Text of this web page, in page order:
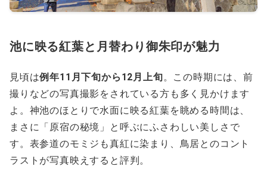
池に映る紅葉と月替わり御朱印が魅力
見頃は例年11月下旬から12月上旬。この時期には、前
撮りなどの写真撮影をされている方も多く見かけます
よ。神池のほとりで水面に映る紅葉を眺める時間は、
まさに「原宿の秘境」と呼ぶにふさわしい美しさで
す。表参道のモミジも真紅に染まり、鳥居とのコント
ラストが写真映えすると評判。